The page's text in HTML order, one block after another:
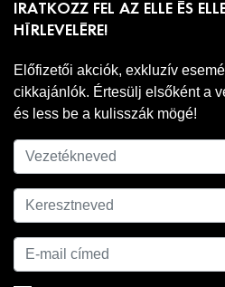
IRATKOZZ FEL AZ ELLE ÉS
HÍRLEVELÉRE!
Előfizetői akciók, exkluzív
cikkajánlók. Értesülj elsőként a
és less be a kulisszák mögé!